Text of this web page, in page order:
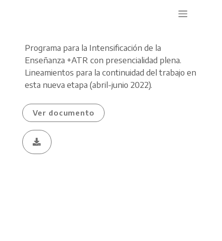
Programa para la Intensificación de la
Enseñanza +ATR con presencialidad plena.
Lineamientos para la continuidad del trabajo en
esta nueva etapa (abril-junio 2022).
Ver documento